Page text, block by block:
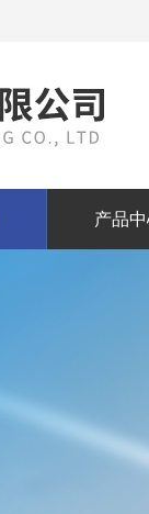
产品